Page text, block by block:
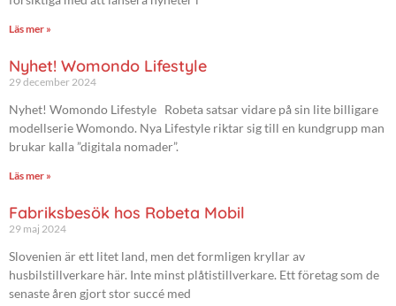
Läs mer »
Nyhet! Womondo Lifestyle
29 december 2024
Nyhet! Womondo Lifestyle Robeta satsar vidare på sin lite billigare
modellserie Womondo. Nya Lifestyle riktar sig till en kundgrupp man
brukar kalla ”digitala nomader”.
Läs mer »
Fabriksbesök hos Robeta Mobil
29 maj 2024
Slovenien är ett litet land, men det formligen kryllar av
husbilstillverkare här. Inte minst plåtistillverkare. Ett företag som de
senaste åren gjort stor succé med